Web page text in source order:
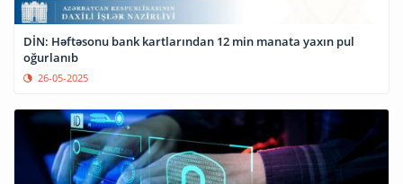
DİN: Həftəsonu bank kartlarından 12 min manata yaxın pul
oğurlanıb
26-05-2025